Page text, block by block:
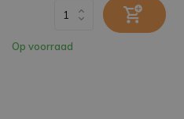
Op voorraad